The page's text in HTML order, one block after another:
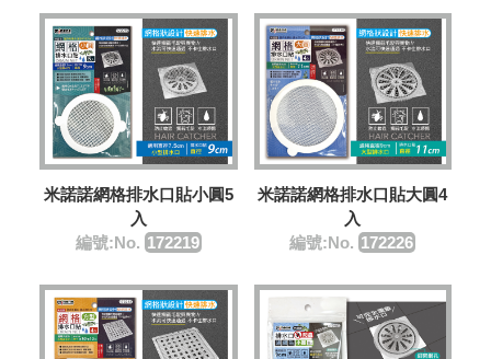
米諾諾網格排水口貼小圓5
入
編號:No. 172219
米諾諾網格排水口貼大圓4
入
編號:No. 172226